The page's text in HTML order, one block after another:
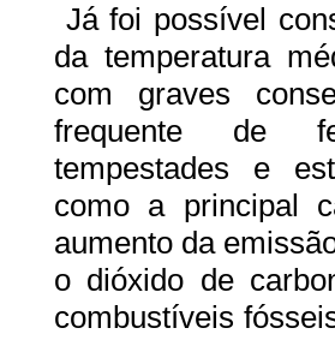
Já foi possível
da temperatura
com graves
frequente de
tempestades e
como a principal
aumento da
o dióxido de
combustíveis